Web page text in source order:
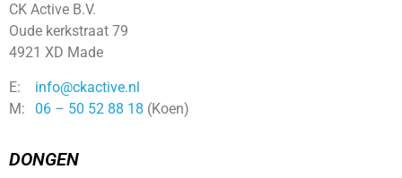
CK Active B.V.
Oude kerkstraat 79
4921 XD Made
E:
info@ckactive.nl
M:
06 – 50 52 88 18 (Koen)
DONGEN